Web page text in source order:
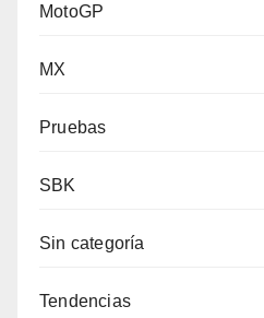
MotoGP
MX
Pruebas
SBK
Sin categoría
Tendencias